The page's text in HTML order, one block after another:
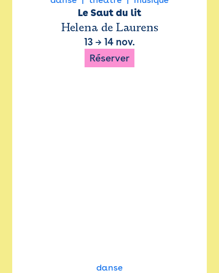
Le Saut du lit
Helena de Laurens
13 → 14 nov.
Réserver
danse